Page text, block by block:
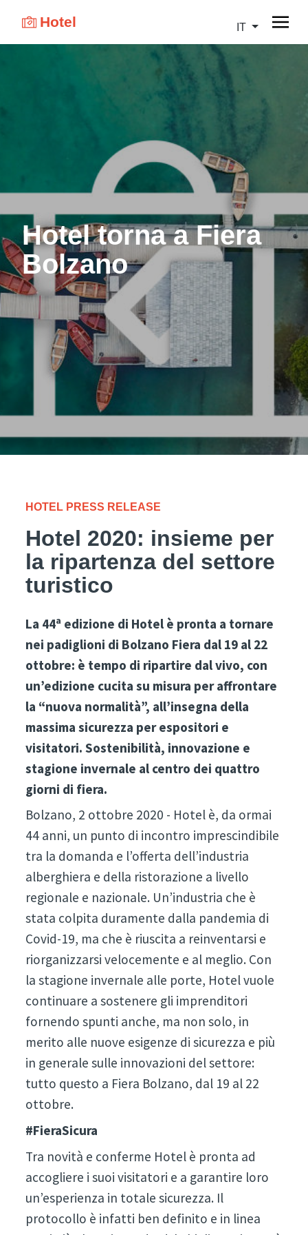
Hotel IT
Hotel torna a Fiera
Bolzano
HOTEL PRESS RELEASE
Hotel 2020: insieme per
la ripartenza del settore
turistico
La 44ᵃ edizione di Hotel è pronta a tornare
nei padiglioni di Bolzano Fiera dal 19 al 22
ottobre: è tempo di ripartire dal vivo, con
un’edizione cucita su misura per affrontare
la “nuova normalità”, all’insegna della
massima sicurezza per espositori e
visitatori. Sostenibilità, innovazione e
stagione invernale al centro dei quattro
giorni di fiera.
Bolzano, 2 ottobre 2020 - Hotel è, da ormai
44 anni, un punto di incontro imprescindibile
tra la domanda e l’offerta dell’industria
alberghiera e della ristorazione a livello
regionale e nazionale. Un’industria che è
stata colpita duramente dalla pandemia di
Covid-19, ma che è riuscita a reinventarsi e
riorganizzarsi velocemente e al meglio. Con
la stagione invernale alle porte, Hotel vuole
continuare a sostenere gli imprenditori
fornendo spunti anche, ma non solo, in
merito alle nuove esigenze di sicurezza e più
in generale sulle innovazioni del settore:
tutto questo a Fiera Bolzano, dal 19 al 22
ottobre.
#FieraSicura
Tra novità e conferme Hotel è pronta ad
accogliere i suoi visitatori e a garantire loro
un’esperienza in totale sicurezza. Il
protocollo è infatti ben definito e in linea